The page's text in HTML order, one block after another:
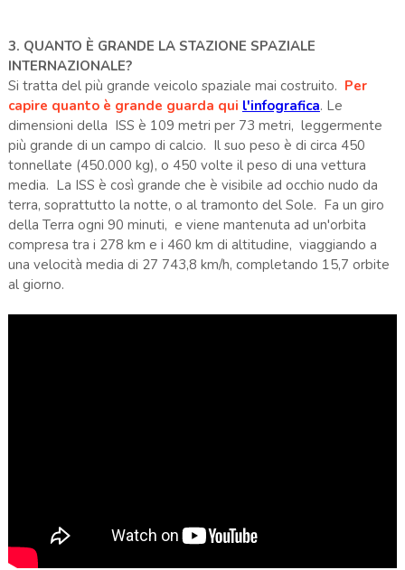
3. QUANTO È GRANDE LA STAZIONE SPAZIALE
INTERNAZIONALE?
Si tratta del più grande veicolo spaziale mai costruito. Per
capire quanto è grande guarda qui l'infografica. Le
dimensioni della ISS è 109 metri per 73 metri, leggermente
più grande di un campo di calcio. Il suo peso è di circa 450
tonnellate (450.000 kg), o 450 volte il peso di una vettura
media. La ISS è così grande che è visibile ad occhio nudo da
terra, soprattutto la notte, o al tramonto del Sole. Fa un giro
della Terra ogni 90 minuti, e viene mantenuta ad un'orbita
compresa tra i 278 km e i 460 km di altitudine, viaggiando a
una velocità media di 27 743,8 km/h, completando 15,7 orbite
al giorno.